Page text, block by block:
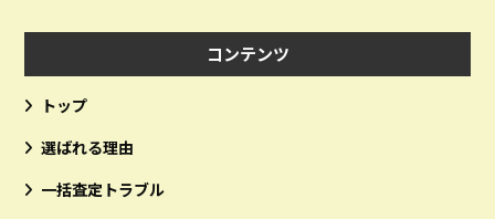
コンテンツ
トップ
選ばれる理由
一括査定トラブル